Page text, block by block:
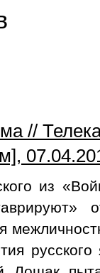
//
из
русского